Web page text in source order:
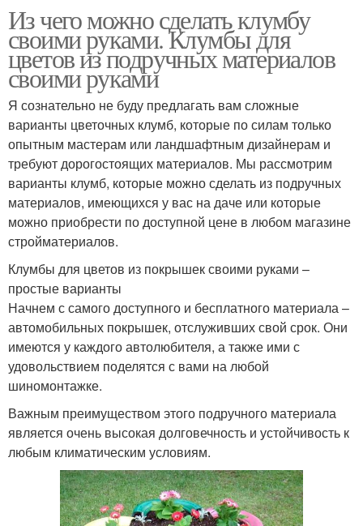
Из чего можно сделать клумбу
своими руками. Клумбы для
цветов из подручных материалов
своими руками
Я сознательно не буду предлагать вам сложные
варианты цветочных клумб, которые по силам только
опытным мастерам или ландшафтным дизайнерам и
требуют дорогостоящих материалов. Мы рассмотрим
варианты клумб, которые можно сделать из подручных
материалов, имеющихся у вас на даче или которые
можно приобрести по доступной цене в любом магазине
стройматериалов.
Клумбы для цветов из покрышек своими руками –
простые варианты
Начнем с самого доступного и бесплатного материала –
автомобильных покрышек, отслуживших свой срок. Они
имеются у каждого автолюбителя, а также ими с
удовольствием поделятся с вами на любой
шиномонтажке.
Важным преимуществом этого подручного материала
является очень высокая долговечность и устойчивость к
любым климатическим условиям.